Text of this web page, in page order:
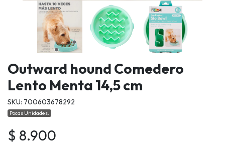
Outward hound Comedero
Lento Menta 14,5 cm
SKU: 700603678292
Pocas Unidades.
$ 8.900